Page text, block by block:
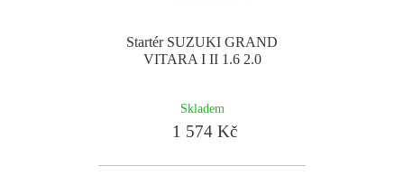
Startér SUZUKI GRAND
VITARA I II 1.6 2.0
Skladem
1 574 Kč